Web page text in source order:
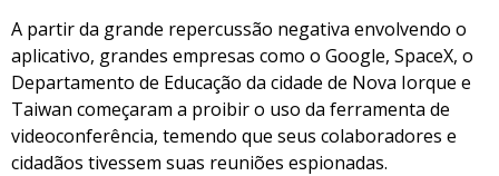
A partir da grande repercussão negativa envolvendo o
aplicativo, grandes empresas como o Google, SpaceX, o
Departamento de Educação da cidade de Nova Iorque e
Taiwan começaram a proibir o uso da ferramenta de
videoconferência, temendo que seus colaboradores e
cidadãos tivessem suas reuniões espionadas.